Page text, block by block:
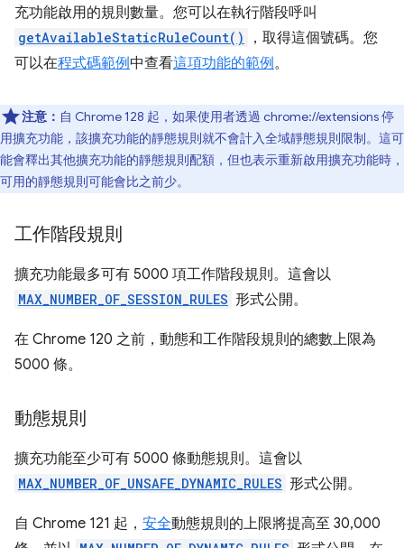
充功能啟用的規則數量。您可以在執行階段呼叫
getAvailableStaticRuleCount()
，取得這個號碼。您
可以在程式碼範例中查看這項功能的範例。
注意： 自 Chrome 128 起，如果使用者透過 chrome://extensions 停
用擴充功能，該擴充功能的靜態規則就不會計入全域靜態規則限制。這可
能會釋出其他擴充功能的靜態規則配額，但也表示重新啟用擴充功能時，
可用的靜態規則可能會比之前少。
工作階段規則
擴充功能最多可有 5000 項工作階段規則。這會以
MAX_NUMBER_OF_SESSION_RULES 形式公開。
在 Chrome 120 之前，動態和工作階段規則的總數上限為
5000 條。
動態規則
擴充功能至少可有 5000 條動態規則。這會以
MAX_NUMBER_OF_UNSAFE_DYNAMIC_RULES 形式公開。
自 Chrome 121 起， 安全動態規則的上限將提高至 30,000